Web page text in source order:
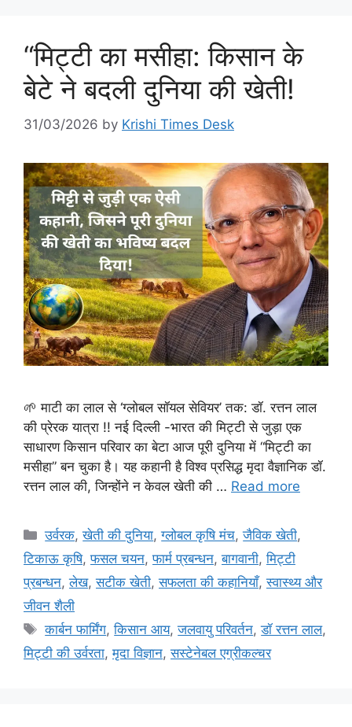
“मिट्टी का मसीहा: किसान के
बेटे ने बदली दुनिया की खेती!
31/03/2026 by Krishi Times Desk
🌱 माटी का लाल से ‘ग्लोबल सॉयल सेवियर’ तक: डॉ. रत्तन लाल
की प्रेरक यात्रा !! नई दिल्ली -भारत की मिट्टी से जुड़ा एक
साधारण किसान परिवार का बेटा आज पूरी दुनिया में “मिट्टी का
मसीहा” बन चुका है। यह कहानी है विश्व प्रसिद्ध मृदा वैज्ञानिक डॉ.
रत्तन लाल की, जिन्होंने न केवल खेती की … Read more
उर्वरक,खेती की दुनिया,ग्लोबल कृषि मंच,जैविक खेती,
टिकाऊ कृषि,फसल चयन,फार्म प्रबन्धन,बागवानी,मि‌ट्टी
प्रबन्धन,लेख,सटीक खेती,सफलता की कहानियाँ,स्वास्थ्य और
जीवन शैली
कार्बन फार्मिंग,किसान आय,जलवायु परिवर्तन,डॉ रत्तन लाल,
मिट्टी की उर्वरता,मृदा विज्ञान,सस्टेनेबल एग्रीकल्चर